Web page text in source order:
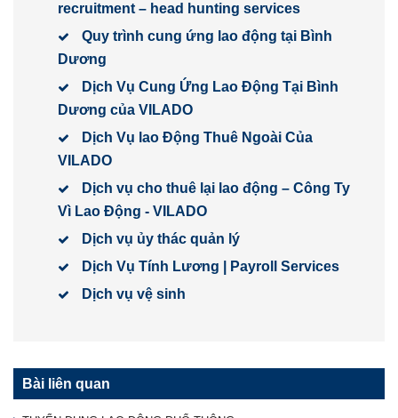
recruitment – head hunting services
Quy trình cung ứng lao động tại Bình
Dương
Dịch Vụ Cung Ứng Lao Động Tại Bình
Dương của VILADO
Dịch Vụ lao Động Thuê Ngoài Của
VILADO
Dịch vụ cho thuê lại lao động – Công Ty
Vì Lao Động - VILADO
Dịch vụ ủy thác quản lý
Dịch Vụ Tính Lương | Payroll Services
Dịch vụ vệ sinh
Bài liên quan